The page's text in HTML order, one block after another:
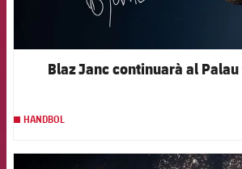
Blaz Janc continuarà al
HANDBOL
FCB